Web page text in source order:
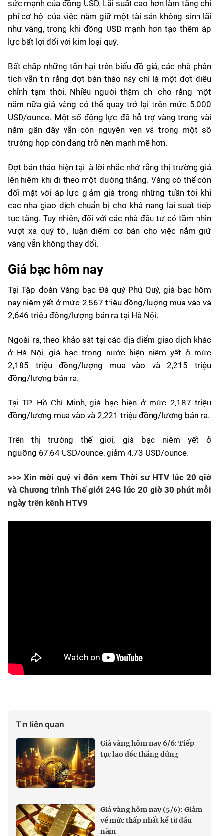
sức mạnh của đồng USD. Lãi suất cao hơn làm tăng chi
phí cơ hội của việc nắm giữ một tài sản không sinh lãi
như vàng, trong khi đồng USD mạnh hơn tạo thêm áp
lực bất lợi đối với kim loại quý.
Bất chấp những tổn hại trên biểu đồ giá, các nhà phân
tích vẫn tin rằng đợt bán tháo này chỉ là một đợt điều
chỉnh tạm thời. Nhiều người thậm chí cho rằng một
năm nữa giá vàng có thể quay trở lại trên mức 5.000
USD/ounce. Một số động lực đã hỗ trợ vàng trong vài
năm gần đây vẫn còn nguyên vẹn và trong một số
trường hợp còn đang trở nên mạnh mẽ hơn.
Đợt bán tháo hiện tại là lời nhắc nhở rằng thị trường giá
lên hiếm khi đi theo một đường thẳng. Vàng có thể còn
đối mặt với áp lực giảm giá trong những tuần tới khi
các nhà giao dịch chuẩn bị cho khả năng lãi suất tiếp
tục tăng. Tuy nhiên, đối với các nhà đầu tư có tầm nhìn
vượt xa quý tới, luận điểm cơ bản cho việc nắm giữ
vàng vẫn không thay đổi.
Giá bạc hôm nay
Tại Tập đoàn Vàng bạc Đá quý Phú Quý, giá bạc hôm
nay niêm yết ở mức 2,567 triệu đồng/lượng mua vào và
2,646 triệu đồng/lượng bán ra tại Hà Nội.
Ngoài ra, theo khảo sát tại các địa điểm giao dịch khác
ở Hà Nội, giá bạc trong nước hiện niêm yết ở mức
2,185 triệu đồng/lượng mua vào và 2,215 triệu
đồng/lượng bán ra.
Tại TP. Hồ Chí Minh, giá bạc hiện ở mức 2,187 triệu
đồng/lượng mua vào và 2,221 triệu đồng/lượng bán ra.
Trên thị trường thế giới, giá bạc niêm yết ở
ngưỡng 67,64 USD/ounce, giảm 4,73 USD/ounce.
>>> Xin mời quý vị đón xem Thời sự HTV lúc 20 giờ
và Chương trình Thế giới 24G lúc 20 giờ 30 phút mỗi
ngày trên kênh HTV9
Tin liên quan
Giá vàng hôm nay 6/6: Tiếp
tục lao dốc thẳng đứng
Giá vàng hôm nay (5/6): Giảm
về mức thấp nhất kể từ đầu
năm